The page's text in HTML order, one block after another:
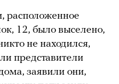
расположенное
12, было выселено,
не находился,
представители
заявили они,